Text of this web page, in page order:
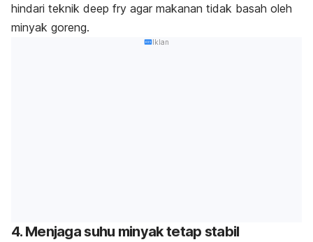
hindari teknik deep fry agar makanan tidak basah oleh
minyak goreng.
Iklan
4. Menjaga suhu minyak tetap stabil